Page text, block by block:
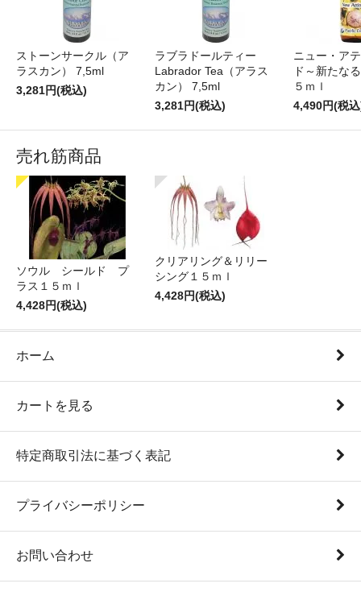
ストーンサークル（ア
ラスカン） 7,5ml
3,281円(税込)
ラブラドールティー
Labrador Tea（アラス
カン） 7,5ml
3,281円(税込)
ニュー・ア
ド～新たな
５ｍｌ
4,490円(税
売れ筋商品
ソウル シールド プ
ラス１５ｍｌ
4,428円(税込)
クリアリング＆リリー
シング１５ｍｌ
4,428円(税込)
ホーム
カートを見る
特定商取引法に基づく表記
プライバシーポリシー
お問い合わせ